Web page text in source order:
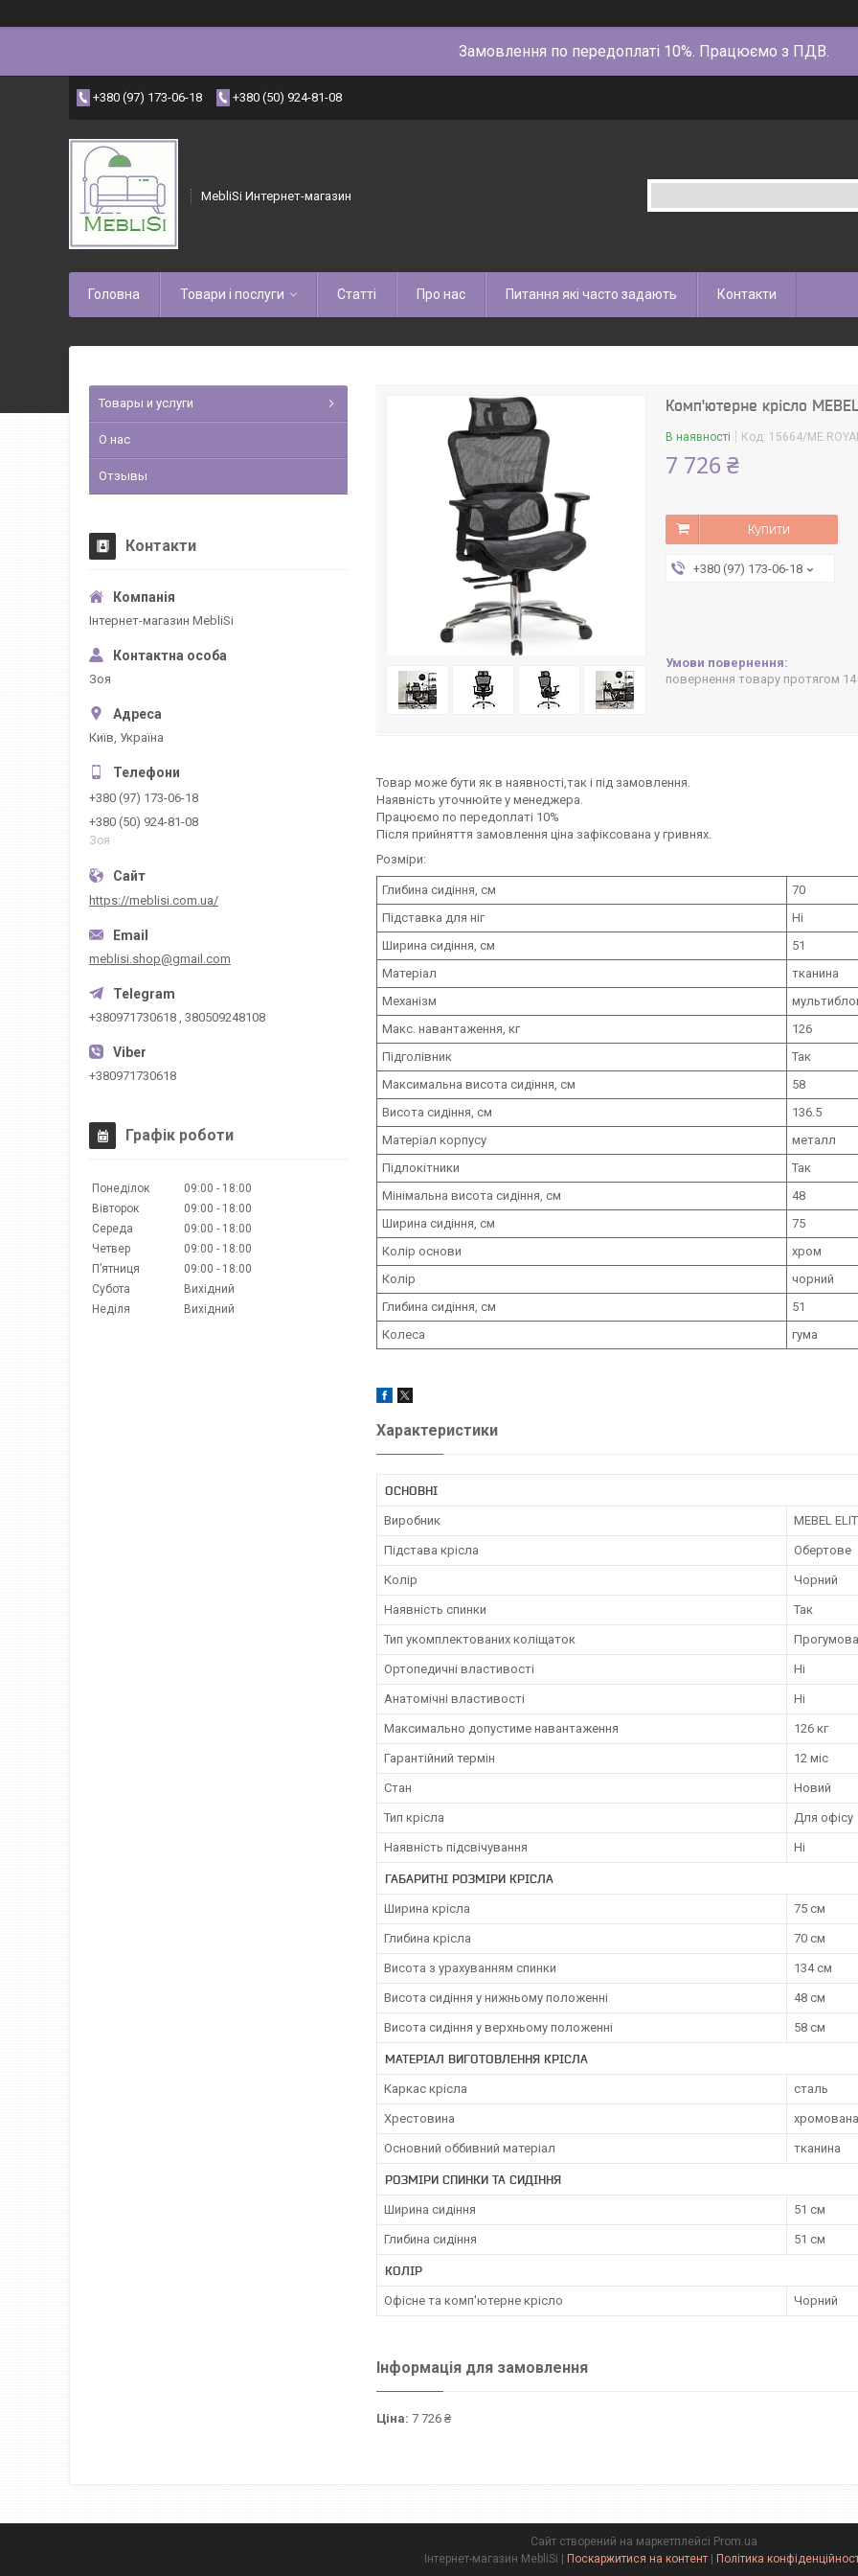
Замовлення по передоплаті 10%. Працюємо з ПДВ.
+380 (97) 173-06-18 +380 (50) 924-81-08
MebliSi Интернет-магазин
Головна Товари і послуги Статті Про нас Питання які часто задають Контакти
Комп'ютерне крісло
В наявності Код: 15664/
7 726 ₴
Купити
+380 (97) 173-06-18
повернення товару протягом
Товар може бути як в наявності,так і під замовлення.
Наявність уточнюйте у менеджера.
Працюємо по передоплаті 10%
Після прийняття замовлення ціна зафіксована у гривнях.
Розміри:
Глибина сидіння, см
70
Підставка для ніг
Ні
Ширина сидіння, см
51
Матеріал
тканина
Механізм
Макс. навантаження, кг
126
Підголівник
Так
Максимальна висота сидіння, см
58
Висота сидіння, см
136.5
Матеріал корпусу
металл
Підлокітники
Так
Мінімальна висота сидіння, см
48
Ширина сидіння, см
75
Колір основи
хром
Колір
чорний
Глибина сидіння, см
51
Колеса
гума
Характеристики
ОСНОВНІ
Виробник MEBEL
Підстава крісла Обертове
Колір Чорний
Наявність спинки Так
Тип укомплектованих коліщаток
Ортопедичні властивості Ні
Анатомічні властивості Ні
Максимально допустиме навантаження 126 кг
Гарантійний термін 12 міс
Стан Новий
Тип крісла Для офісу
Наявність підсвічування Ні
ГАБАРИТНІ РОЗМІРИ КРІСЛА
Ширина крісла 75 см
Глибина крісла 70 см
Висота з урахуванням спинки 134 см
Висота сидіння у нижньому положенні 48 см
Висота сидіння у верхньому положенні 58 см
МАТЕРІАЛ ВИГОТОВЛЕННЯ КРІСЛА
Каркас крісла сталь
Хрестовина
Основний оббивний матеріал тканина
РОЗМІРИ СПИНКИ ТА СИДІННЯ
Ширина сидіння 51 см
Глибина сидіння 51 см
КОЛІР
Офісне та комп'ютерне крісло Чорний
Інформація для замовлення
Ціна: 7 726 ₴
Товары и услуги
О нас
Отзывы
Контакти
Інтернет-магазин MebliSi
Зоя
Київ, Україна
+380 (97) 173-06-18
+380 (50) 924-81-08
Зоя
https://meblisi.com.ua/
meblisi.shop@gmail.com
+380971730618 , 380509248108
+380971730618
Графік роботи
Понеділок 09:00
18:00
Вівторок
09:00
18:00
Середа
09:00
18:00
Четвер
09:00
18:00
Пʼятниця
09:00
18:00
Субота
Вихідний
Неділя
Вихідний
Сайт створений на маркетплейсі Prom.ua
Поскаржитися на контент Політика